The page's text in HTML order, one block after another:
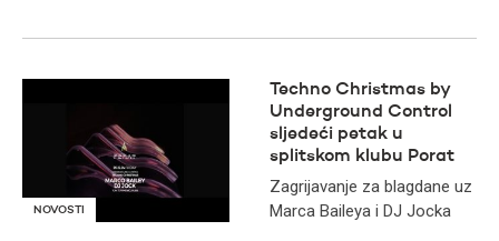
NOVOSTI
Techno Christmas by
Underground Control
sljedeći petak u
splitskom klubu Porat
Zagrijavanje za blagdane uz
Marca Baileya i DJ Jocka